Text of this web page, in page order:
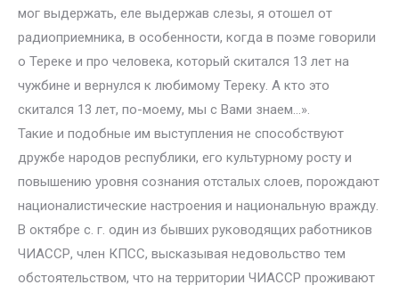
мог выдержать, еле выдержав слезы, я отошел от
радиоприемника, в особенности, когда в поэме говорили
о Тереке и про человека, который скитался 13 лет на
чужбине и вернулся к любимому Тереку. А кто это
скитался 13 лет, по-моему, мы с Вами знаем…».
Такие и подобные им выступления не способствуют
дружбе народов республики, его культурному росту и
повышению уровня сознания отсталых слоев, порождают
националистические настроения и национальную вражду.
В октябре с. г. один из бывших руководящих работников
ЧИАССР, член КПСС, высказывая недовольство тем
обстоятельством, что на территории ЧИАССР проживают